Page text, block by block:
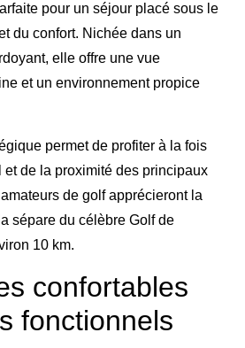
pour un séjour placé sous le
du confort. Nichée dans un
elle offre une vue
et un environnement propice
permet de profiter à la fois
de la proximité des principaux
de golf apprécieront la
sépare du célèbre Golf de
10 km.
confortables
fonctionnels